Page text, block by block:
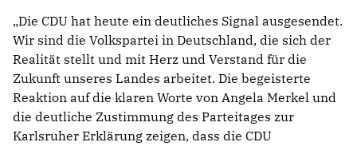
Die CDU hat heute ein deutliches Signal ausgesendet.
Wir sind die Volkspartei in Deutschland, die sich der
Realität stellt und mit Herz und Verstand für die
Zukunft unseres Landes arbeitet. Die begeisterte
Reaktion auf die klaren Worte von Angela Merkel und
die deutliche Zustimmung des Parteitages zur
Karlsruher Erklärung zeigen, dass die CDU